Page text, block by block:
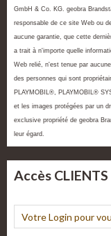
GmbH & Co. KG. geobra
responsable de ce site Web ou
aucune garantie, que cette
a trait à n'importe quelle
Web relié, n'est tenue par
des personnes qui sont
PLAYMOBIL®, PLAYMOBIL®
et les images protégées par un
exclusive propriété de geobra
leur égard.
Accès CLIENTS